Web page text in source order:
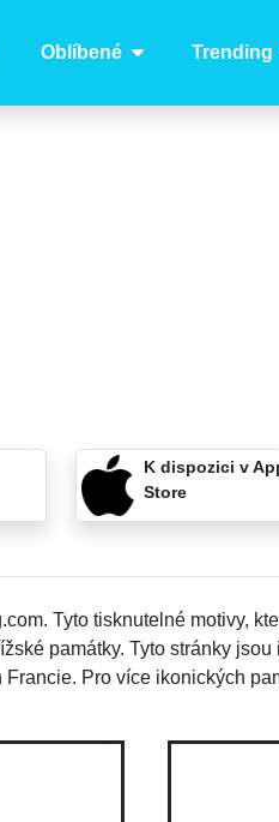
Oblíbené Trending
K dispozici v
Store
Tyto tisknutelné motivy,
památky. Tyto stránky jsou
Francie. Pro více ikonických